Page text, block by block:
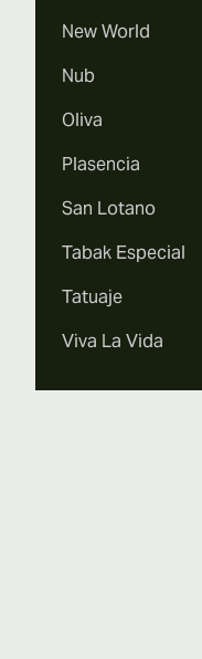
New World
Nub
Oliva
Plasencia
San Lotano
Tabak Especial
Tatuaje
Viva La Vida